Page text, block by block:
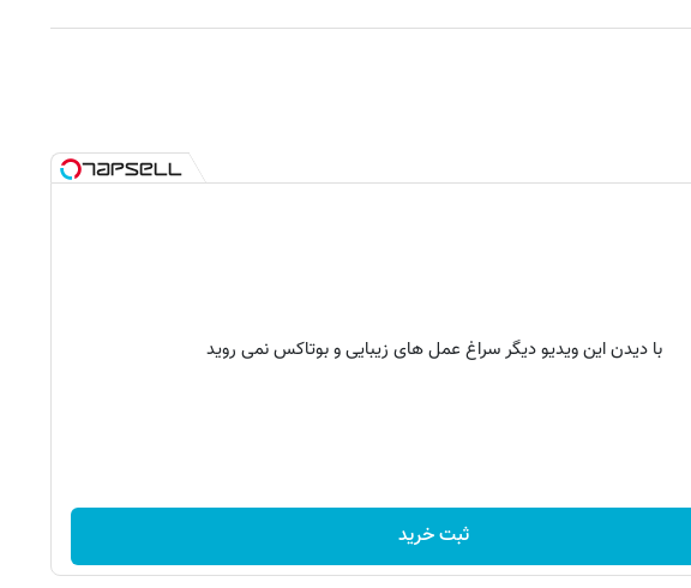
با دیدن این ویدیو دیگر سراغ عمل های زیبایی و بوتاکس نمی روید
ثبت خرید